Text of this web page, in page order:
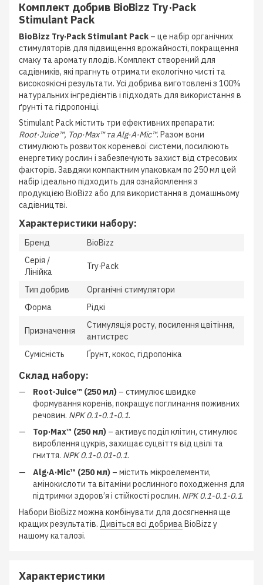
Комплект добрив BioBizz Try·Pack
Stimulant Pack
BioBizz Try·Pack Stimulant Pack – це набір органічних
стимуляторів для підвищення врожайності, покращення
смаку та аромату плодів. Комплект створений для
садівників, які прагнуть отримати екологічно чисті та
високоякісні результати. Усі добрива виготовлені з 100%
натуральних інгредієнтів і підходять для використання в
ґрунті та гідропоніці.
Stimulant Pack містить три ефективних препарати:
Root·Juice™, Top·Max™ та Alg·A·Mic™. Разом вони
стимулюють розвиток кореневої системи, посилюють
енергетику рослин і забезпечують захист від стресових
факторів. Завдяки компактним упаковкам по 250 мл цей
набір ідеально підходить для ознайомлення з
продукцією BioBizz або для використання в домашньому
садівництві.
Характеристики набору:
Бренд
BioBizz
Серія /
Лінійка
Try·Pack
Тип добрив
Органічні стимулятори
Форма
Рідкі
Призначення
Стимуляція росту, посилення цвітіння,
антистрес
Сумісність
Ґрунт, кокос, гідропоніка
Склад набору:
Root·Juice™ (250 мл) – стимулює швидке
формування коренів, покращує поглинання поживних
речовин. NPK 0.1-0.1-0.1.
Top·Max™ (250 мл) – активує поділ клітин, стимулює
вироблення цукрів, захищає суцвіття від цвілі та
гниття. NPK 0.1-0.01-0.1.
Alg·A·Mic™ (250 мл) – містить мікроелементи,
амінокислоти та вітаміни рослинного походження для
підтримки здоров’я і стійкості рослин. NPK 0.1-0.1-0.1.
Набори BioBizz можна комбінувати для досягнення ще
кращих результатів. Дивіться всі добриваBioBizz у
нашому каталозі.
Характеристики